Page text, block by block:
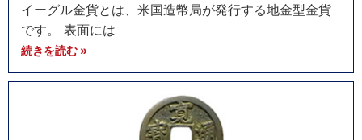
イーグル金貨とは、米国造幣局が発行する地金型金貨
です。 表面には
続きを読む »